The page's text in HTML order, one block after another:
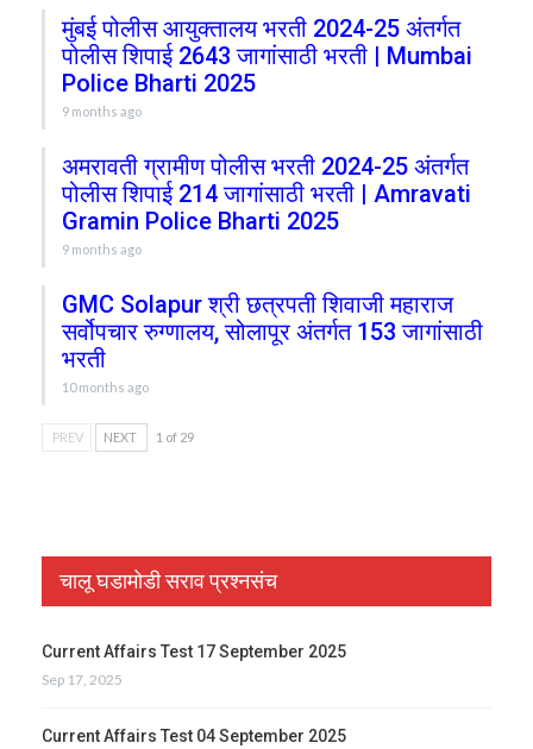
मुंबई पोलीस आयुक्तालय भरती 2024-25 अंतर्गत
पोलीस शिपाई 2643 जागांसाठी भरती | Mumbai
Police Bharti 2025
9 months ago
अमरावती ग्रामीण पोलीस भरती 2024-25 अंतर्गत
पोलीस शिपाई 214 जागांसाठी भरती | Amravati
Gramin Police Bharti 2025
9 months ago
GMC Solapur श्री छत्रपती शिवाजी महाराज
सर्वोपचार रुग्णालय, सोलापूर अंतर्गत 153 जागांसाठी
भरती
10 months ago
PREV NEXT 1 of 29
चालू घडामोडी सराव प्रश्नसंच
Current Affairs Test 17 September 2025
Sep 17, 2025
Current Affairs Test 04 September 2025